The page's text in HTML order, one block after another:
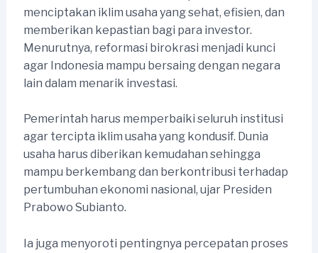
menciptakan iklim usaha yang sehat, efisien, dan
memberikan kepastian bagi para investor.
Menurutnya, reformasi birokrasi menjadi kunci
agar Indonesia mampu bersaing dengan negara
lain dalam menarik investasi.
Pemerintah harus memperbaiki seluruh institusi
agar tercipta iklim usaha yang kondusif. Dunia
usaha harus diberikan kemudahan sehingga
mampu berkembang dan berkontribusi terhadap
pertumbuhan ekonomi nasional, ujar Presiden
Prabowo Subianto.
Ia juga menyoroti pentingnya percepatan proses